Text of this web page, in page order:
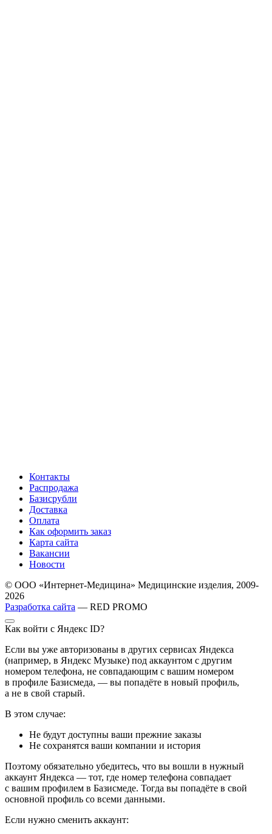
Контакты
Распродажа
Базисрубли
Доставка
Оплата
Как оформить заказ
Карта сайта
Вакансии
Новости
© ООО «Интернет-Медицина» Медицинские изделия, 2009-
2026
Разработка сайта — RED PROMO
Как войти с Яндекс ID?
Если вы уже авторизованы в других сервисах Яндекса
(например, в Яндекс Музыке) под аккаунтом с другим
номером телефона, не совпадающим с вашим номером
в профиле Базисмеда, — вы попадёте в новый профиль,
а не в свой старый.
В этом случае:
Не будут доступны ваши прежние заказы
Не сохранятся ваши компании и история
Поэтому обязательно убедитесь, что вы вошли в нужный
аккаунт Яндекса — тот, где номер телефона совпадает
с вашим профилем в Базисмеде. Тогда вы попадёте в свой
основной профиль со всеми данными.
Если нужно сменить аккаунт: